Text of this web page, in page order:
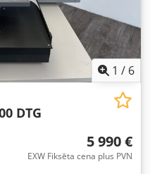
1 / 6
DTG
5 990 €
EXW Fiksēta cena plus PVN